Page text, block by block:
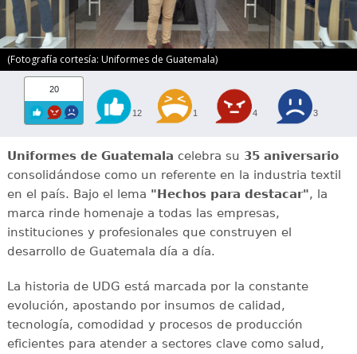
(Fotografía cortesía: Uniformes de Guatemala)
20
12 1 4 3
Uniformes de Guatemala celebra su 35 aniversario
consolidándose como un referente en la industria textil
en el país. Bajo el lema "Hechos para destacar", la
marca rinde homenaje a todas las empresas,
instituciones y profesionales que construyen el
desarrollo de Guatemala día a día.
La historia de UDG está marcada por la constante
evolución, apostando por insumos de calidad,
tecnología, comodidad y procesos de producción
eficientes para atender a sectores clave como salud,